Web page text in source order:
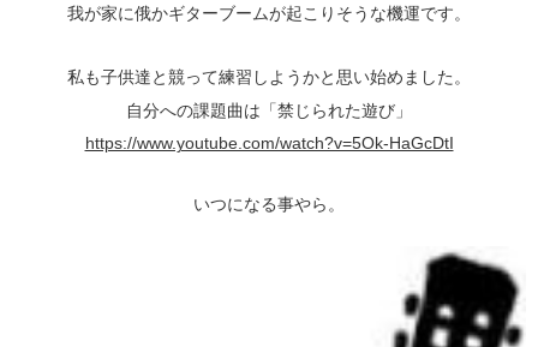
我が家に俄かギターブームが起こりそうな機運です。
私も子供達と競って練習しようかと思い始めました。
自分への課題曲は「禁じられた遊び」
https://www.youtube.com/watch?v=5Ok-HaGcDtI
いつになる事やら。